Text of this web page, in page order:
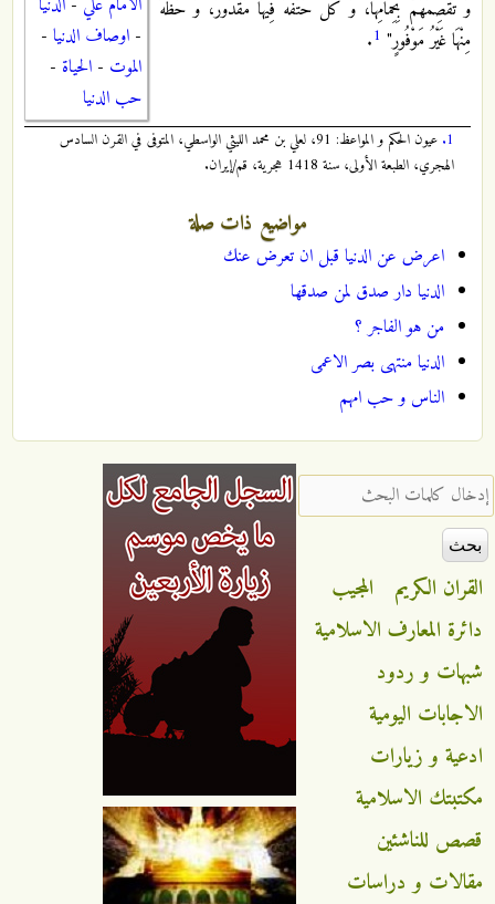
- اوصاف الدنيا -
الموت - الحياة -
حب الدنيا
وَ تَقْصِمُهُمْ بِحِمَامِهَا، وَ كُلٌّ حَتْفُهُ فِيهَا مَقْدُورٌ، وَ حَظُّهُ
مِنْهَا غَيْرُ مَوْفُورٍ" 1
.
1.
عيون الحكم و المواعظ: 91، لعلي بن محمد الليثي الواسطي، المتوفى في القرن السادس
الهجري، الطبعة الأولى، سنة 1418 هجرية، قم/إيران.
مواضيع ذات صلة
اعرض عن الدنيا قبل ان تعرض عنك
الدنيا دار صدق لمن صدقها
من هو الفاجر ؟
الدنيا منتهى بصر الاعمى
الناس و حب امهم
‏إدخال كلمات البحث ‏
القران الكريم
المجيب
دائرة المعارف الاسلامية
شبهات و ردود
الاجابات اليومية
ادعية و زيارات
مكتبتك الاسلامية
قصص للناشئين
مقالات و دراسات